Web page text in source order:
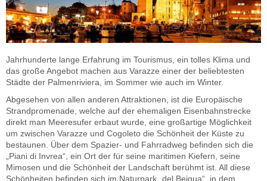
Jahrhunderte lange Erfahrung im Tourismus, ein tolles Klima und
das große Angebot machen aus Varazze einer der beliebtesten
Städte der Palmenriviera, im Sommer wie auch im Winter.
Abgesehen von allen anderen Attraktionen, ist die Europäische
Strandpromenade, welche auf der ehemaligen Eisenbahnstrecke
direkt man Meeresufer erbaut wurde, eine großartige Möglichkeit
um zwischen Varazze und Cogoleto die Schönheit der Küste zu
bestaunen. Über dem Spazier- und Fahrradweg befinden sich die
„Piani di Invrea“, ein Ort der für seine maritimen Kiefern, seine
Mimosen und die Schönheit der Landschaft berühmt ist. All diese
Schönheiten befinden sich im Naturpark „del Beigua“, in dem